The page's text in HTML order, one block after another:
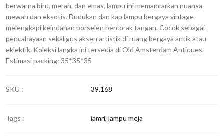
berwarna biru, merah, dan emas, lampu ini memancarkan nuansa
mewah dan eksotis. Dudukan dan kap lampu bergaya vintage
melengkapi keindahan porselen bercorak tangan. Cocok sebagai
pencahayaan sekaligus aksen artistik di ruang bergaya antik atau
eklektik. Koleksi langka ini tersedia di Old Amsterdam Antiques.
Estimasi packing: 35*35*35
SKU : 39.168
Tags : iamri, lampu meja